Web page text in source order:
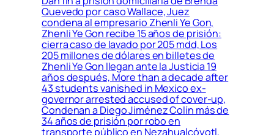
Quevedo por caso Wallace, Juez
condena al empresario Zhenli Ye Gon,
Zhenli Ye Gon recibe 15 años de prisión:
cierra caso de lavado por 205 mdd, Los
205 millones de dólares en billetes de
Zhenli Ye Gon llegan ante la Justicia 19
años después, More than a decade after
43 students vanished in Mexico ex-
governor arrested accused of cover-up,
Condenan a Diego Jiménez Colín más de
34 años de prisión por robo en
transporte público en Nezahualcóyotl,